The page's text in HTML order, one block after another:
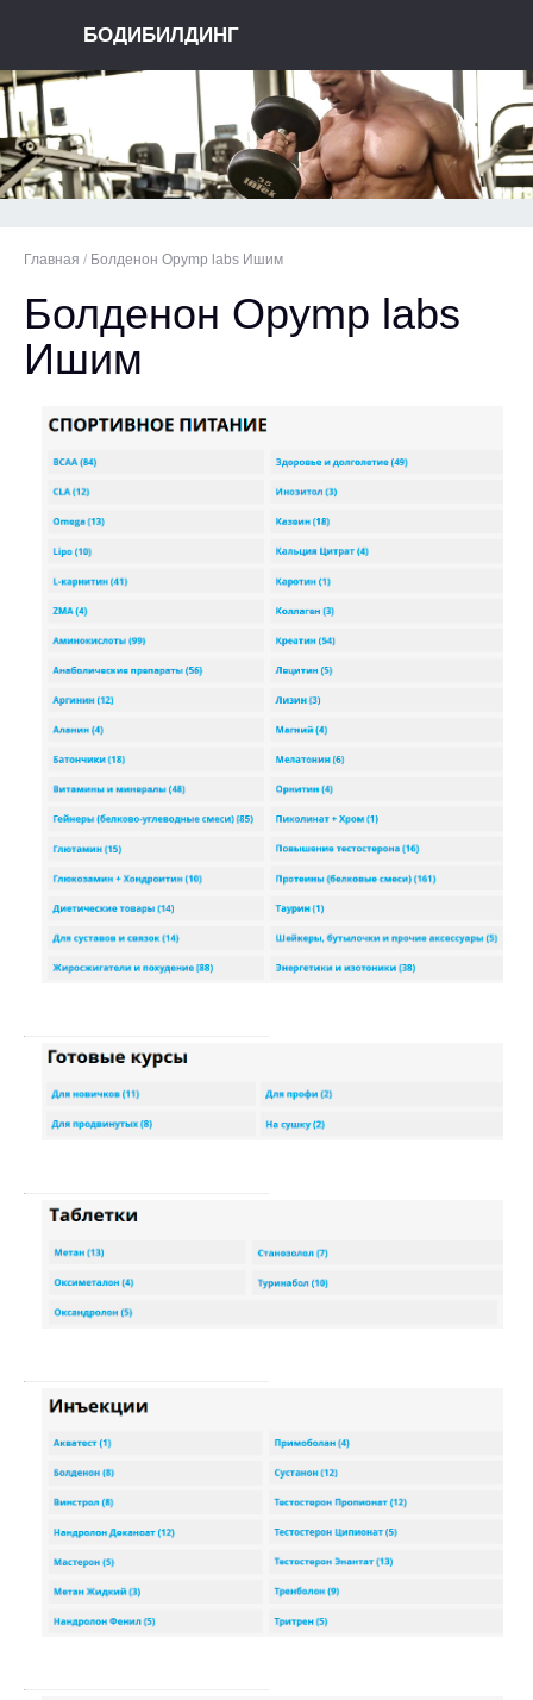
БОДИБИЛДИНГ
Главная / Болденон Opymp labs Ишим
Болденон Opymp labs
Ишим